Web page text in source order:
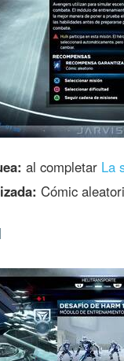
al completar La
Cómic